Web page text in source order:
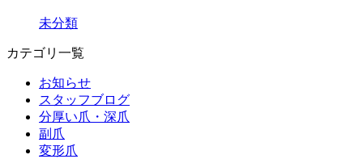
未分類
カテゴリ一覧
お知らせ
スタッフブログ
分厚い爪・深爪
副爪
変形爪